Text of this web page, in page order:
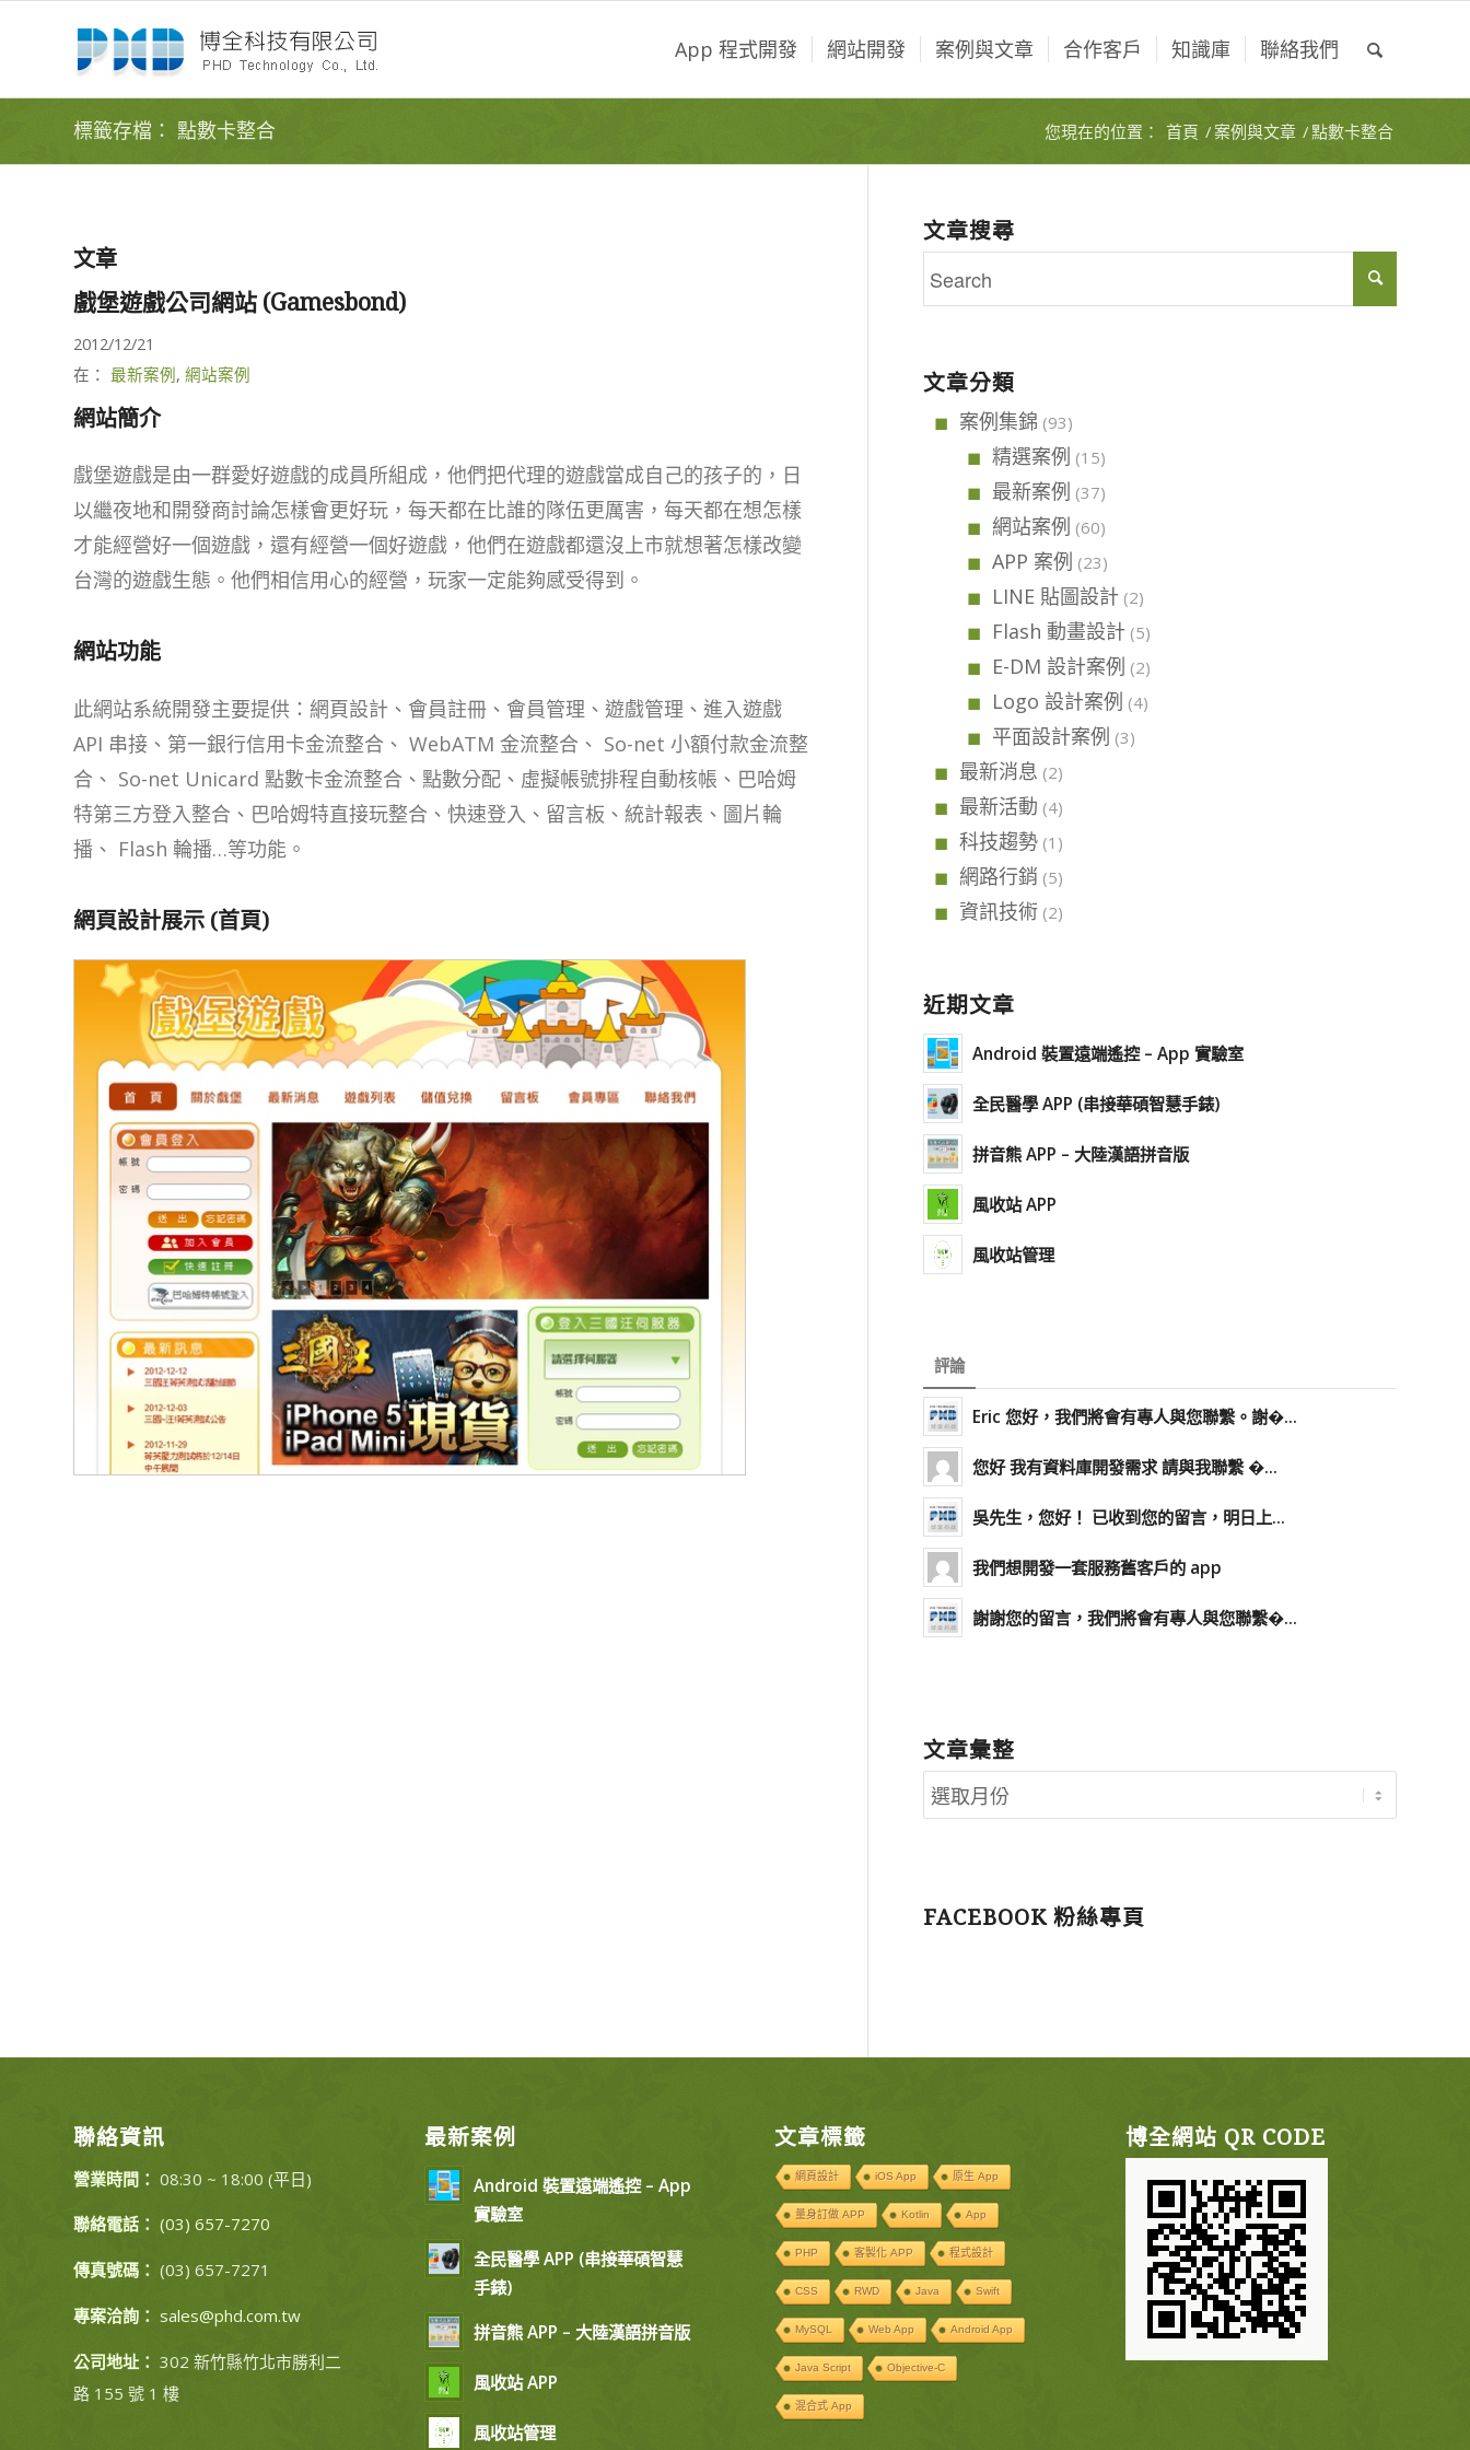
App 程式開發 網站開發 案例與文章 合作客戶 知識庫 聯絡我們
標籤存檔： 點數卡整合 您現在的位置： 首頁 /案例與文章 /點數卡整合
文章
戲堡遊戲公司網站 (Gamesbond)
2012/12/21
在： 最新案例, 網站案例
網站簡介
戲堡遊戲是由一群愛好遊戲的成員所組成，他們把代理的遊戲當成自己的孩子的，日
以繼夜地和開發商討論怎樣會更好玩，每天都在比誰的隊伍更厲害，每天都在想怎樣
才能經營好一個遊戲，還有經營一個好遊戲，他們在遊戲都還沒上市就想著怎樣改變
台灣的遊戲生態。他們相信用心的經營，玩家一定能夠感受得到。
網站功能
此網站系統開發主要提供：網頁設計、會員註冊、會員管理、遊戲管理、進入遊戲
API 串接、第一銀行信用卡金流整合、 WebATM 金流整合、 So-net 小額付款金流整
合、 So-net Unicard 點數卡金流整合、點數分配、虛擬帳號排程自動核帳、巴哈姆
特第三方登入整合、巴哈姆特直接玩整合、快速登入、留言板、統計報表、圖片輪
播、 Flash 輪播…等功能。
網頁設計展示 (首頁)
文章搜尋
文章分類
案例集錦 (93)
精選案例 (15)
最新案例 (37)
網站案例 (60)
APP 案例 (23)
LINE 貼圖設計 (2)
Flash 動畫設計 (5)
E-DM 設計案例 (2)
Logo 設計案例 (4)
平面設計案例 (3)
最新消息 (2)
最新活動 (4)
科技趨勢 (1)
網路行銷 (5)
資訊技術 (2)
近期文章
Android 裝置遠端遙控 – App 實驗室
全民醫學 APP (串接華碩智慧手錶)
拼音熊 APP – 大陸漢語拼音版
風收站 APP
風收站管理
評論
Eric 您好，我們將會有專人與您聯繫。謝�...
您好 我有資料庫開發需求 請與我聯繫 �...
吳先生，您好！ 已收到您的留言，明日上...
我們想開發一套服務舊客戶的 app
謝謝您的留言，我們將會有專人與您聯繫�...
文章彙整
FACEBOOK 粉絲專頁
聯絡資訊
營業時間： 08:30 ~ 18:00 (平日)
聯絡電話： (03) 657-7270
傳真號碼： (03) 657-7271
專案洽詢： sales@phd.com.tw
公司地址： 302 新竹縣竹北市勝利二
路 155 號 1 樓
最新案例
Android 裝置遠端遙控 – App
實驗室
全民醫學 APP (串接華碩智慧
手錶)
拼音熊 APP – 大陸漢語拼音版
風收站 APP
風收站管理
文章標籤
網頁設計 iOS App 原生 App
量身訂做 APP Kotlin App
PHP 客製化 APP 程式設計
CSS RWD Java Swift
MySQL Web App Android App
Java Script Objective-C
混合式 App
博全網站 QR CODE